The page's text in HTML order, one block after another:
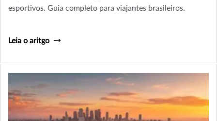
esportivos. Guia completo para viajantes brasileiros.
Leia o aritgo